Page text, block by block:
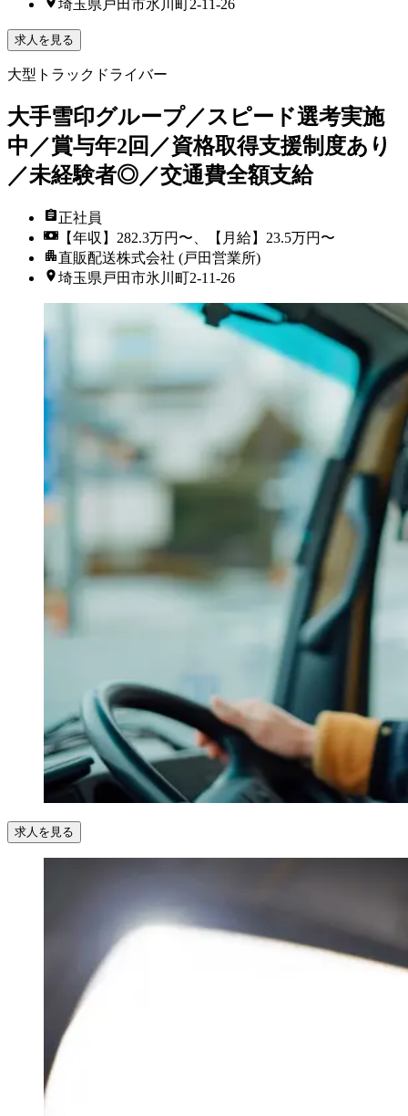
埼玉県戸田市氷川町2-11-26
求人を見る
大型トラックドライバー
大手雪印グループ／スピード選考実施
中／賞与年2回／資格取得支援制度あり
／未経験者◎／交通費全額支給
正社員
【年収】282.3万円〜、【月給】23.5万円〜
直販配送株式会社 (戸田営業所)
埼玉県戸田市氷川町2-11-26
求人を見る